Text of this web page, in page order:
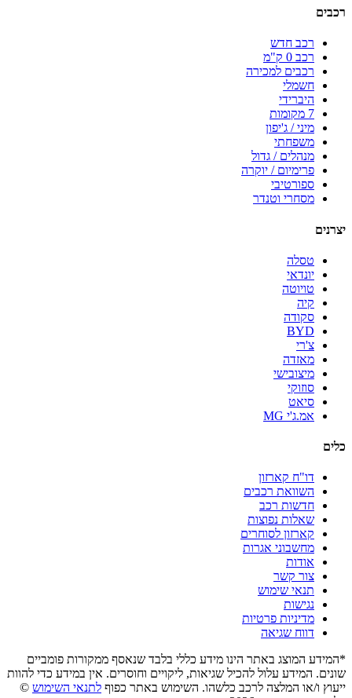
רכבים
רכב חדש
רכב 0 ק"מ
רכבים למכירה
חשמלי
היברידי
7 מקומות
מיני / ג'יפון
משפחתי
מנהלים / גדול
פרימיום / יוקרה
ספורטיבי
מסחרי וטנדר
יצרנים
טסלה
יונדאי
טויוטה
קיה
סקודה
BYD
צ'רי
מאזדה
מיצובישי
סוזוקי
סיאט
אמ.ג'י MG
כלים
דו"ח קארזון
השוואת רכבים
חדשות רכב
שאלות נפוצות
קארזון לסוחרים
מחשבוני אגרות
אודות
צור קשר
תנאי שימוש
נגישות
מדיניות פרטיות
דווח שגיאה
*המידע המוצג באתר הינו מידע כללי בלבד שנאסף ממקורות פומביים
שונים. המידע עלול להכיל שגיאות, ליקויים וחוסרים. אין במידע כדי להוות
ייעוץ ו/או המלצה לרכב כלשהו. השימוש באתר כפוף לתנאי השימוש ©